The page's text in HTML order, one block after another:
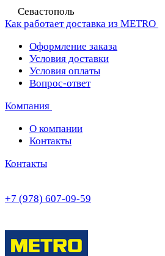
Севастополь
Как работает доставка из METRO
Оформление заказа
Условия доставки
Условия оплаты
Вопрос-ответ
Компания
О компании
Контакты
Контакты
+7 (978) 607-09-59